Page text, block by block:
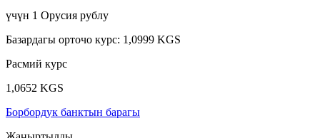
үчүн 1 Орусия рублу
Базардагы орточо курс: 1,0999 KGS
Расмий курс
1,0652 KGS
Борбордук банктын барагы